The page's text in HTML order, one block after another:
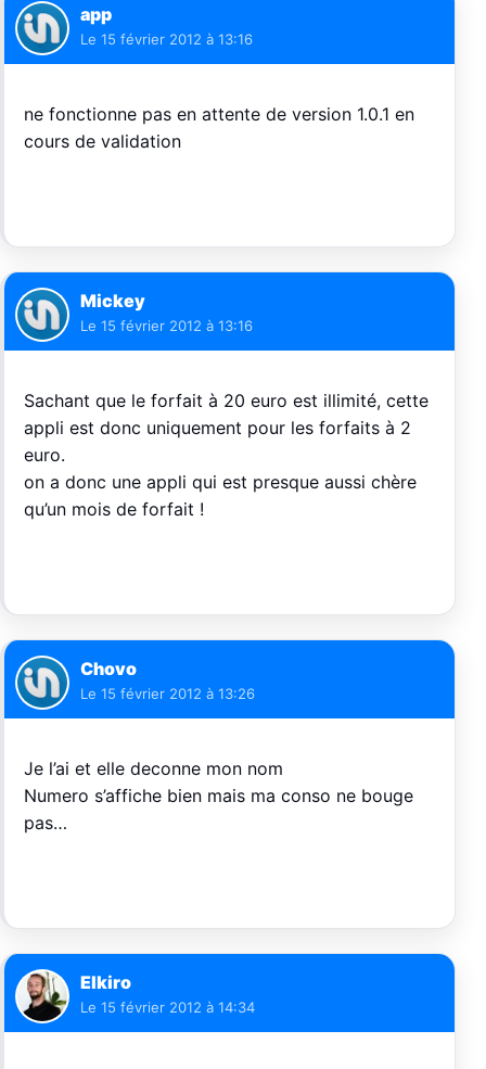
app
Le 15 février 2012 à 13:16
ne fonctionne pas en attente de version 1.0.1 en
cours de validation
Mickey
Le 15 février 2012 à 13:16
Sachant que le forfait à 20 euro est illimité, cette
appli est donc uniquement pour les forfaits à 2
euro.
on a donc une appli qui est presque aussi chère
qu’un mois de forfait !
Chovo
Le 15 février 2012 à 13:26
Je l’ai et elle deconne mon nom
Numero s’affiche bien mais ma conso ne bouge
pas…
Elkiro
Le 15 février 2012 à 14:34